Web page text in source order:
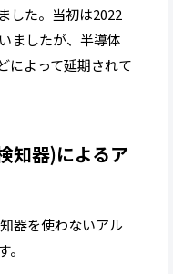
した。当初は2022
ましたが、半導体
によって延期されて
知器)によるア
器を使わないアル